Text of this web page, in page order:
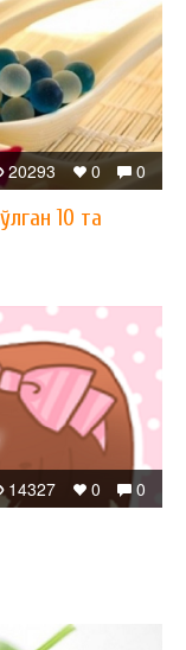
0
0
20293
10 та
0
0
14327